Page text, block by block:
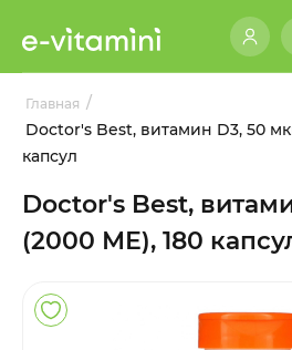
Главная /
Doctor's Best, витамин D3, 50
капсул
Doctor's Best,
(2000 МЕ), 180